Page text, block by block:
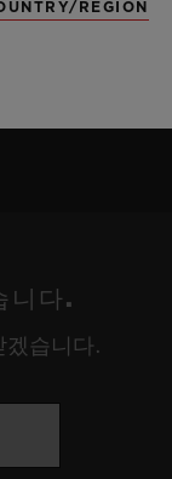
니다.
겠습니다.
REGION